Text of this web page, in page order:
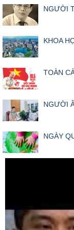
NGƯỜI
KHOA
TOÀN
NGƯỜI
NGÀY